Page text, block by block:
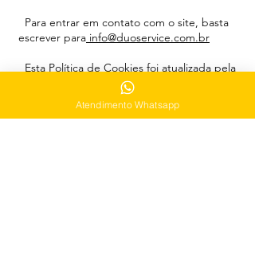
Para entrar em contato com o site, basta
escrever para info@duoservice.com.br
Esta Política de Cookies foi atualizada pela
última vez: 12/04/2024.
Atendimento Whatsapp